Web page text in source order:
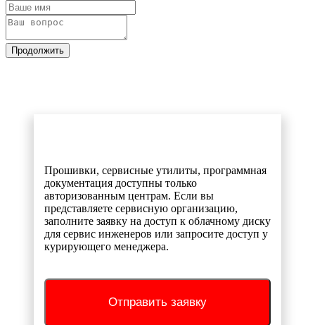
Продолжить
Прошивки, сервисные утилиты, программная
документация доступны только
авторизованным центрам. Если вы
представляете сервисную организацию,
заполните заявку на доступ к облачному диску
для сервис инженеров или запросите доступ у
курирующего менеджера.
Отправить заявку